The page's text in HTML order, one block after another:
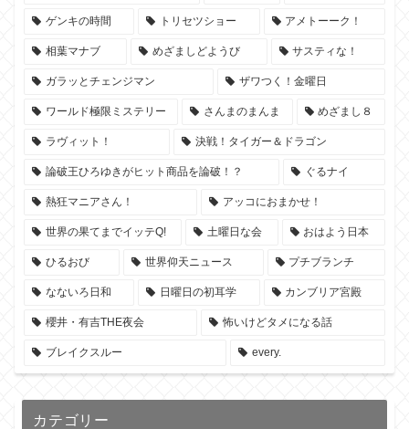
ゲンキの時間 トリセツショー アメトーーク！
相葉マナブ めざましどようび サスティな！
ガラッとチェンジマン ザワつく！金曜日
ワールド極限ミステリー さんまのまんま めざまし８
ラヴィット！ 決戦！タイガー＆ドラゴン
論破王ひろゆきがヒット商品を論破！？ ぐるナイ
熱狂マニアさん！ アッコにおまかせ！
世界の果てまでイッテQ! 土曜日な会 おはよう日本
ひるおび 世界仰天ニュース プチブランチ
なないろ日和 日曜日の初耳学 カンブリア宮殿
櫻井・有吉THE夜会 怖いけどタメになる話
ブレイクスルー every.
カテゴリー